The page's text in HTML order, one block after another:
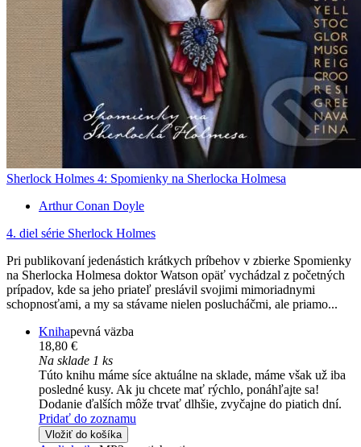
Sherlock Holmes 4: Spomienky na Sherlocka Holmesa
Arthur Conan Doyle
4. diel série Sherlock Holmes
Pri publikovaní jedenástich krátkych príbehov v zbierke Spomienky
na Sherlocka Holmesa doktor Watson opäť vychádzal z početných
prípadov, kde sa jeho priateľ preslávil svojimi mimoriadnymi
schopnosťami, a my sa stávame nielen poslucháčmi, ale priamo...
Knihapevná väzba
18,80 €
Na sklade 1 ks
Túto knihu máme síce aktuálne na sklade, máme však už iba
posledné kusy. Ak ju chcete mať rýchlo, ponáhľajte sa!
Dodanie ďalších môže trvať dlhšie, zvyčajne do piatich dní.
Pridať do zoznamu
Vložiť do košíka